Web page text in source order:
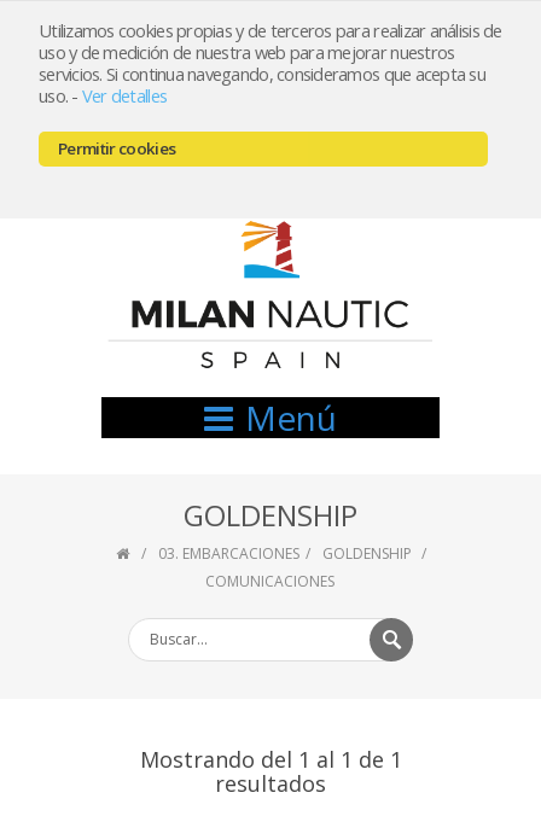
Utilizamos cookies propias y de terceros para realizar análisis de
uso y de medición de nuestra web para mejorar nuestros
servicios. Si continua navegando, consideramos que acepta su
uso. - Ver detalles
Permitir cookies
Registrarse Mi cuenta
666521122 // 654999333
Menú
GOLDENSHIP
03. EMBARCACIONES
GOLDENSHIP
COMUNICACIONES
Mostrando del 1 al 1 de 1
resultados